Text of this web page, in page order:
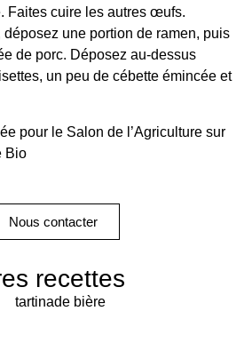
Faites cuire les autres œufs.
déposez une portion de ramen, puis
de porc. Déposez au-dessus
un peu de cébette émincée et
pour le Salon de l’Agriculture sur
Bio
Nous contacter
recettes